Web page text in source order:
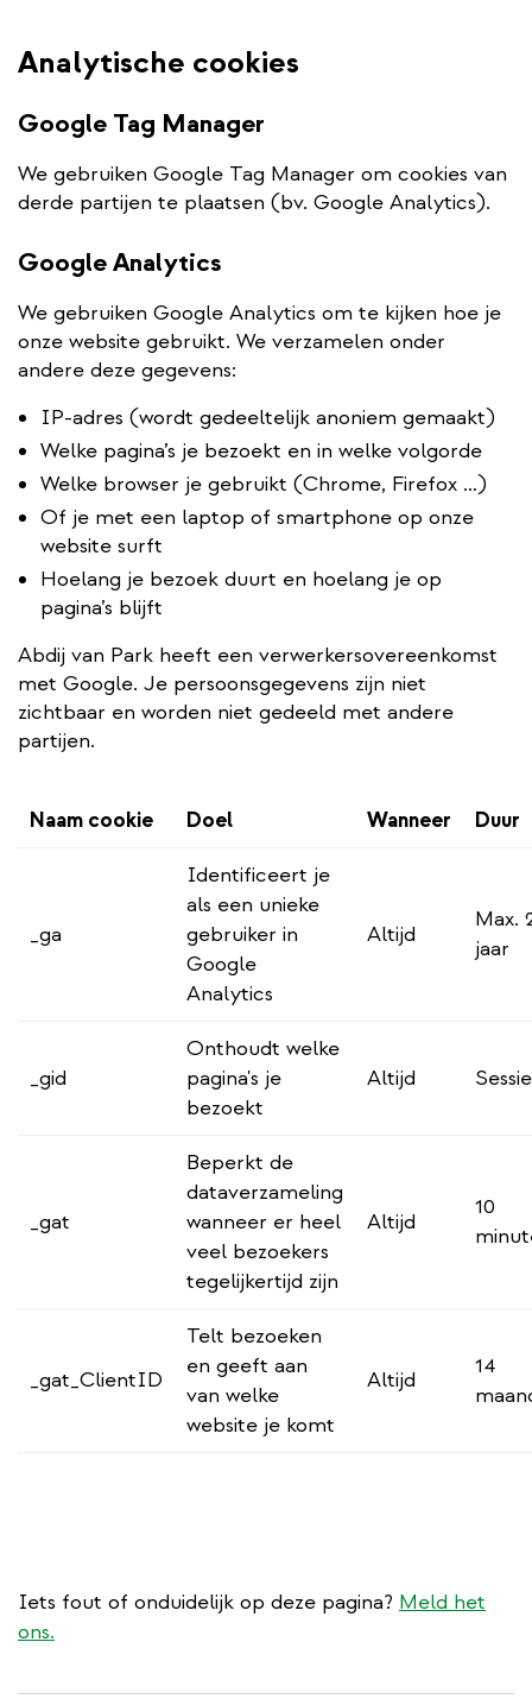
Analytische cookies
Google Tag Manager
We gebruiken Google Tag Manager om cookies van
derde partijen te plaatsen (bv. Google Analytics).
Google Analytics
We gebruiken Google Analytics om te kijken hoe je
onze website gebruikt. We verzamelen onder
andere deze gegevens:
IP-adres (wordt gedeeltelijk anoniem gemaakt)
Welke pagina’s je bezoekt en in welke volgorde
Welke browser je gebruikt (Chrome, Firefox …)
Of je met een laptop of smartphone op onze
website surft
Hoelang je bezoek duurt en hoelang je op
pagina’s blijft
Abdij van Park heeft een verwerkersovereenkomst
met Google. Je persoonsgegevens zijn niet
zichtbaar en worden niet gedeeld met andere
partijen.
Naam cookie Doel Wanneer Duur
_ga
Identificeert je
als een unieke
gebruiker in
Google
Analytics
Altijd
Max.
jaar
_gid
Onthoudt welke
pagina's je
bezoekt
Altijd Sessie
_gat
Beperkt de
dataverzameling
wanneer er heel
veel bezoekers
tegelijkertijd zijn
Altijd
10
_gat_ClientID
Telt bezoeken
en geeft aan
van welke
website je komt
Altijd
14
Iets fout of onduidelijk op deze pagina? Meld het
ons.